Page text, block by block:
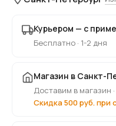
Курьером — с
Бесплатно · 1-2 дня
Магазин в Санкт-
Доставим в магазин
Скидка 500 руб. при